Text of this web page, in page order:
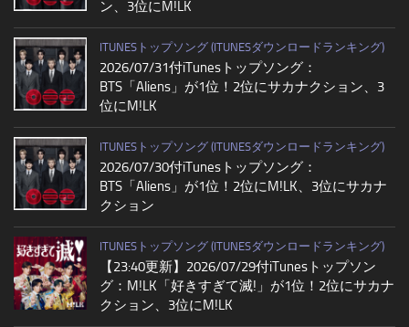
ン、3位にM!LK
ITUNESトップソング (ITUNESダウンロードランキング)
2026/07/31付iTunesトップソング：
BTS「Aliens」が1位！2位にサカナクション、3
位にM!LK
ITUNESトップソング (ITUNESダウンロードランキング)
2026/07/30付iTunesトップソング：
BTS「Aliens」が1位！2位にM!LK、3位にサカナ
クション
ITUNESトップソング (ITUNESダウンロードランキング)
【23:40更新】2026/07/29付iTunesトップソン
グ：M!LK「好きすぎて滅!」が1位！2位にサカナ
クション、3位にM!LK